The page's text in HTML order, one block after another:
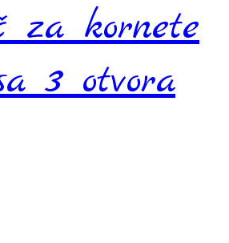
za kornete
3 otvora